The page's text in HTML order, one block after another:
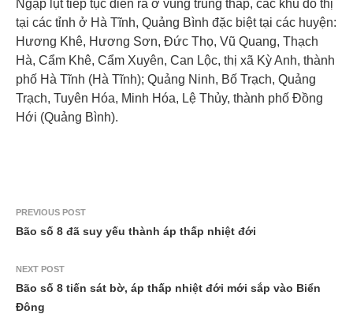
Ngập lụt tiếp tục diễn ra ở vùng trũng thấp, các khu đô thị
tại các tỉnh ở Hà Tĩnh, Quảng Bình đặc biệt tại các huyện:
Hương Khê, Hương Sơn, Đức Thọ, Vũ Quang, Thạch
Hà, Cẩm Khê, Cẩm Xuyên, Can Lộc, thị xã Kỳ Anh, thành
phố Hà Tĩnh (Hà Tĩnh); Quảng Ninh, Bố Trạch, Quảng
Trạch, Tuyên Hóa, Minh Hóa, Lệ Thủy, thành phố Đồng
Hới (Quảng Bình).
PREVIOUS POST
Bão số 8 đã suy yếu thành áp thấp nhiệt đới
NEXT POST
Bão số 8 tiến sát bờ, áp thấp nhiệt đới mới sắp vào Biển
Đông